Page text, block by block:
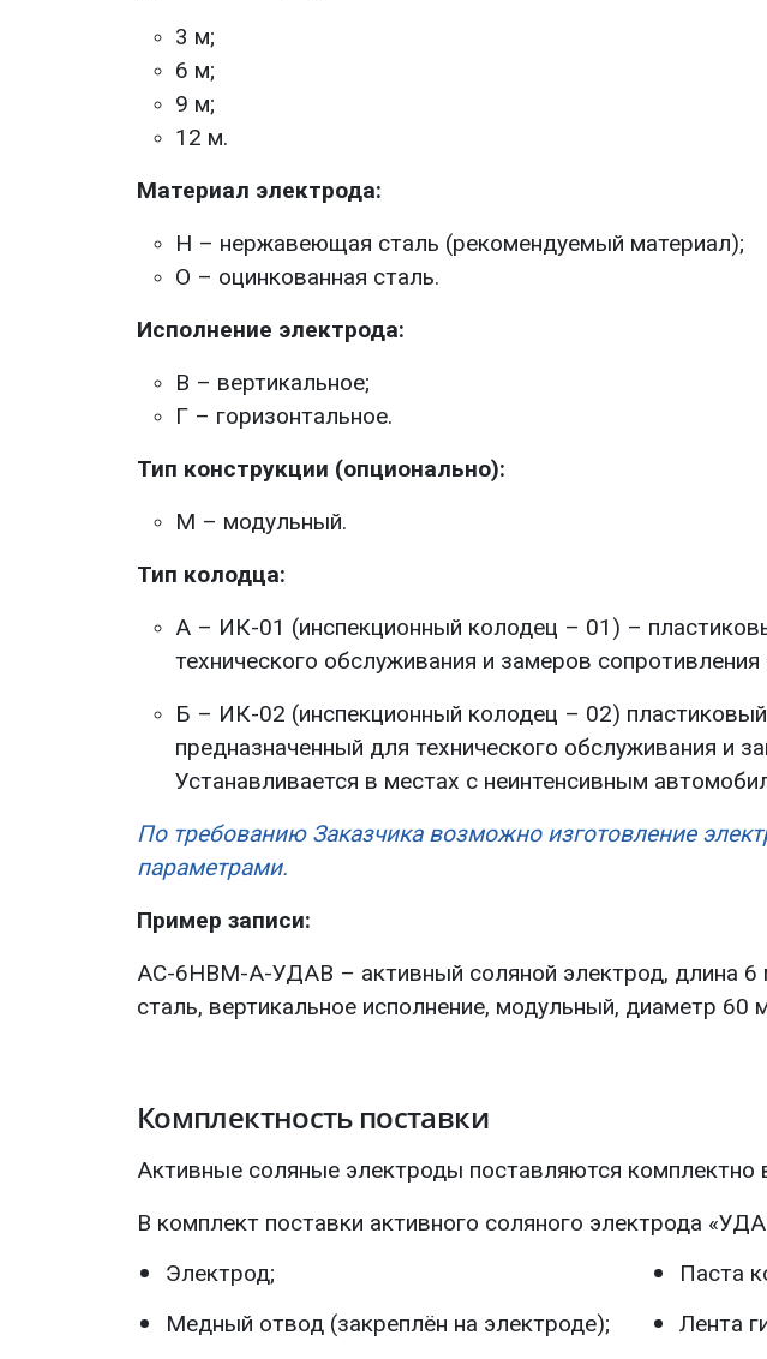
3 м;
6 м;
9 м;
12 м.
Материал электрода:
Н – нержавеющая сталь (рекомендуемый материал);
О – оцинкованная сталь.
Исполнение электрода:
В – вертикальное;
Г – горизонтальное.
Тип конструкции (опционально):
М – модульный.
Тип колодца:
А – ИК-01 (инспекционный колодец – 01) –
технического обслуживания и замеров сопротивления
Б – ИК-02 (инспекционный колодец – 02)
предназначенный для технического обслуживания и
Устанавливается в местах с неинтенсивным
По требованию Заказчика возможно изготовление
параметрами.
Пример записи:
АС-6НВМ-А-УДАВ – активный соляной электрод, длина
сталь, вертикальное исполнение, модульный, диаметр 60
Комплектность поставки
Активные соляные электроды поставляются комплектно
В комплект поставки активного соляного электрода
Электрод;
Медный отвод (закреплён на электроде);
Паста
Лента